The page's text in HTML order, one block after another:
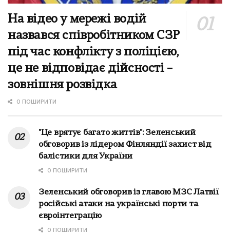
На відео у мережі водій
назвався співробітником СЗР
під час конфлікту з поліцією,
це не відповідає дійсності –
зовнішня розвідка
0 ПОШИРИТИ
"Це врятує багато життів": Зеленський
обговорив із лідером Фінляндії захист від
балістики для України
0 ПОШИРИТИ
Зеленський обговорив із главою МЗС Латвії
російські атаки на українські порти та
євроінтеграцію
0 ПОШИРИТИ